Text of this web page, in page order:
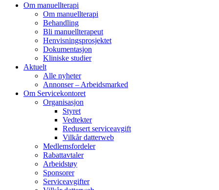
Om manuellterapi
Om manuellterapi
Behandling
Bli manuellterapeut
Henvisningsprosjektet
Dokumentasjon
Kliniske studier
Aktuelt
Alle nyheter
Annonser – Arbeidsmarked
Om Servicekontoret
Organisasjon
Styret
Vedtekter
Redusert serviceavgift
Vilkår datterweb
Medlemsfordeler
Rabattavtaler
Arbeidstøy
Sponsorer
Serviceavgifter